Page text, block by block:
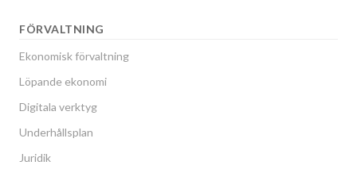
FÖRVALTNING
Ekonomisk förvaltning
Löpande ekonomi
Digitala verktyg
Underhållsplan
Juridik